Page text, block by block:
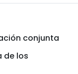
conjunta
de los